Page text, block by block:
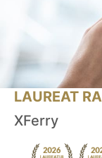
LAUREAT
XFerry